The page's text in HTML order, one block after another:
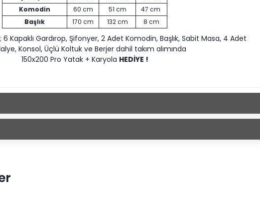
Komodin
60 cm 51 cm
47 cm
Başlık
170 cm 132 cm 8 cm
Kapaklı Gardırop, Şifonyer, 2 Adet Komodin, Başlık, Sabit Masa, 4 Adet
Konsol, Üçlü Koltuk ve Berjer dahil takım alımında
150x200 Pro Yatak + Karyola HEDİYE !